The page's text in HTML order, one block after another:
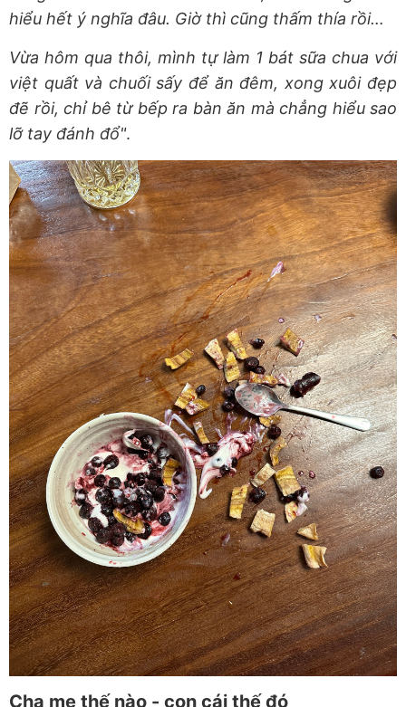
hiểu hết ý nghĩa đâu. Giờ thì cũng thấm thía rồi…
Vừa hôm qua thôi, mình tự làm 1 bát sữa chua với
việt quất và chuối sấy để ăn đêm, xong xuôi đẹp
đẽ rồi, chỉ bê từ bếp ra bàn ăn mà chẳng hiểu sao
lỡ tay đánh đổ".
Cha mẹ thế nào - con cái thế đó